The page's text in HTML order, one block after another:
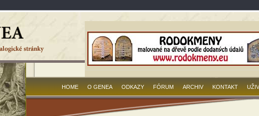
HOME O GENEA ODKAZY FÓRUM ARCHIV KONTAKT